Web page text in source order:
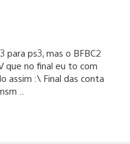
para ps3, mas o BFBC2
que no final eu to com
assim :\ Final das conta
..